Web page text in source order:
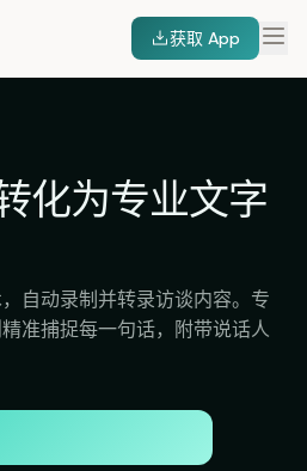
获取 App
化为专业文字
自动录制并转录访谈内容。专
准捕捉每一句话，附带说话人